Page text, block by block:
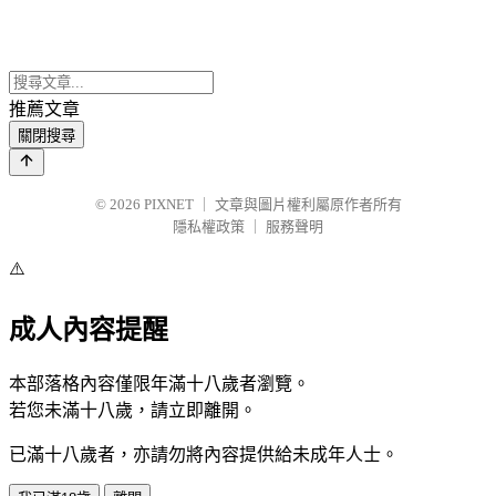
推薦文章
關閉搜尋
© 2026 PIXNET
文章與圖片權利屬原作者所有
隱私權政策
服務聲明
⚠️
成人內容提醒
本部落格內容僅限年滿十八歲者瀏覽。
若您未滿十八歲，請立即離開。
已滿十八歲者，亦請勿將內容提供給未成年人士。